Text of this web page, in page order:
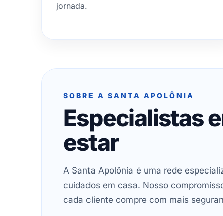
jornada.
SOBRE A SANTA APOLÔNIA
Especialistas
estar
A Santa Apolônia é uma rede
cuidados em casa. Nosso
cada cliente compre com mais